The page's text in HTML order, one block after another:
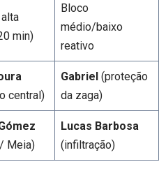
min)
Bloco
médio/baixo
reativo
central)
Gabriel (proteção
da zaga)
Meia)
Lucas Barbosa
(infiltração)